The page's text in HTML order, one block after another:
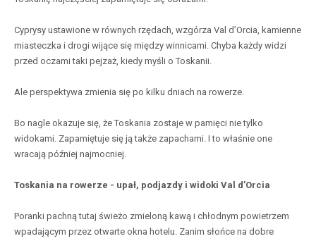
Cyprysy ustawione w równych rzędach, wzgórza Val d’Orcia, kamienne
miasteczka i drogi wijące się między winnicami. Chyba każdy widzi
przed oczami taki pejzaż, kiedy myśli o Toskanii.
Ale perspektywa zmienia się po kilku dniach na rowerze.
Bo nagle okazuje się, że Toskania zostaje w pamięci nie tylko
widokami. Zapamiętuje się ją także zapachami. I to właśnie one
wracają później najmocniej.
Toskania na rowerze - upał, podjazdy i widoki Val d’Orcia
Poranki pachną tutaj świeżo zmieloną kawą i chłodnym powietrzem
wpadającym przez otwarte okna hotelu. Zanim słońce na dobre